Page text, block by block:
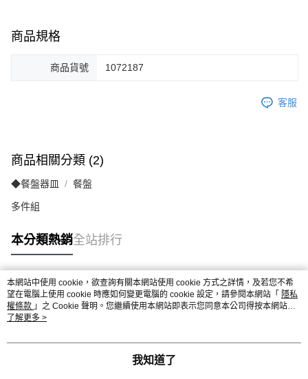
商品規格
商品貨號 1072187
客服
商品相關分類 (2)
◆餐盤器皿 餐盤
多件組
本分類熱銷全站排行
熱門標籤
本網站中使用 cookie，欲查詢有關本網站使用 cookie 方式之詳情，及若您不希
望在電腦上使用 cookie 時應如何變更電腦的 cookie 設定，請參閱本網站「 隱私
權條款 」之 Cookie 聲明。您繼續使用本網站即表示您同意本公司得按本網站使
用條款之 Cookie 聲明使用 cookie。
了解更多 >
我知道了